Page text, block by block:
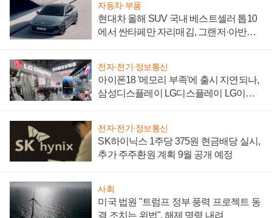
자동차·부품
현대차 올해 SUV 국내 베스트셀러 톱10
에서 싼타페만 자리매김, 그랜저·아반떼
전자·전기·정보통신
아이폰18 '메모리 부족'에 출시 지연되나,
삼성디스플레이 LG디스플레이 LG이노
전자·전기·정보통신
SK하이닉스 1주당 375원 현금배당 실시,
추가 주주환원 계획 9월 공개 예정
사회
미국 법원 "트럼프 정부 풍력 프로젝트 동
결 조치는 위법", 해제 명령 내려